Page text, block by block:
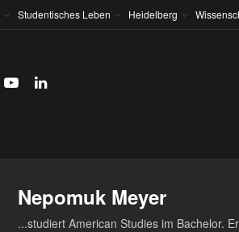
Studentisches Leben Heidelberg
Nepomuk Meyer
...studiert American Studies im Bachelor.